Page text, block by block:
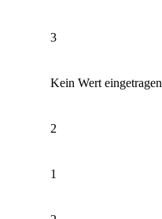
3
Kein Wert eingetragen
2
1